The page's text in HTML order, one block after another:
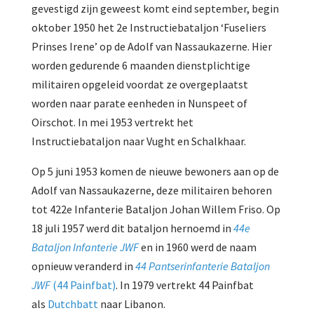
gevestigd zijn geweest komt eind september, begin
oktober 1950 het 2e Instructiebataljon ‘Fuseliers
Prinses Irene’ op de Adolf van Nassaukazerne. Hier
worden gedurende 6 maanden dienstplichtige
militairen opgeleid voordat ze overgeplaatst
worden naar parate eenheden in Nunspeet of
Oirschot. In mei 1953 vertrekt het
Instructiebataljon naar Vught en Schalkhaar.
Op 5 juni 1953 komen de nieuwe bewoners aan op de
Adolf van Nassaukazerne, deze militairen behoren
tot 422e Infanterie Bataljon Johan Willem Friso. Op
18 juli 1957 werd dit bataljon hernoemd in 44e
Bataljon Infanterie JWFen in 1960 werd de naam
opnieuw veranderd in 44 Pantserinfanterie Bataljon
JWF(44 Painfbat). In 1979 vertrekt 44 Painfbat
als Dutchbatt naar Libanon.